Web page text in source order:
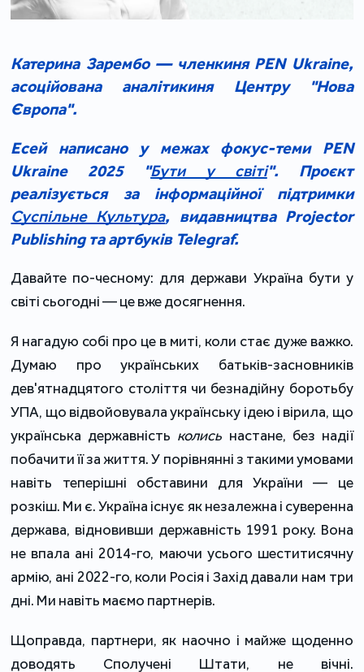
Катерина Зарембо — членкиня PEN Ukraine,
асоційована аналітикиня Центру "Нова
Європа".
Есей написано у межах фокус-теми PEN
Ukraine 2025 "Бути у світі". Проєкт
реалізується за інформаційної підтримки
Суспільне Культура, видавництва Projector
Publishing та артбуків Telegraf.
Давайте по-чесному: для держави Україна бути у
світі сьогодні — це вже досягнення.
Я нагадую собі про це в миті, коли стає дуже важко.
Думаю про українських батьків-засновників
дев'ятнадцятого століття чи безнадійну боротьбу
УПА, що відвойовувала українську ідею і вірила, що
українська державність колись настане, без надії
побачити її за життя. У порівнянні з такими умовами
навіть теперішні обставини для України — це
розкіш. Ми є. Україна існує як незалежна і суверенна
держава, відновивши державність 1991 року. Вона
не впала ані 2014-го, маючи усього шеститисячну
армію, ані 2022-го, коли Росія і Захід давали нам три
дні. Ми навіть маємо партнерів.
Щоправда, партнери, як наочно і майже щоденно
доводять Сполучені Штати, не вічні.